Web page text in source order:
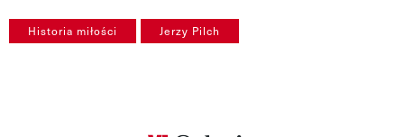
Historia miłości Jerzy Pilch